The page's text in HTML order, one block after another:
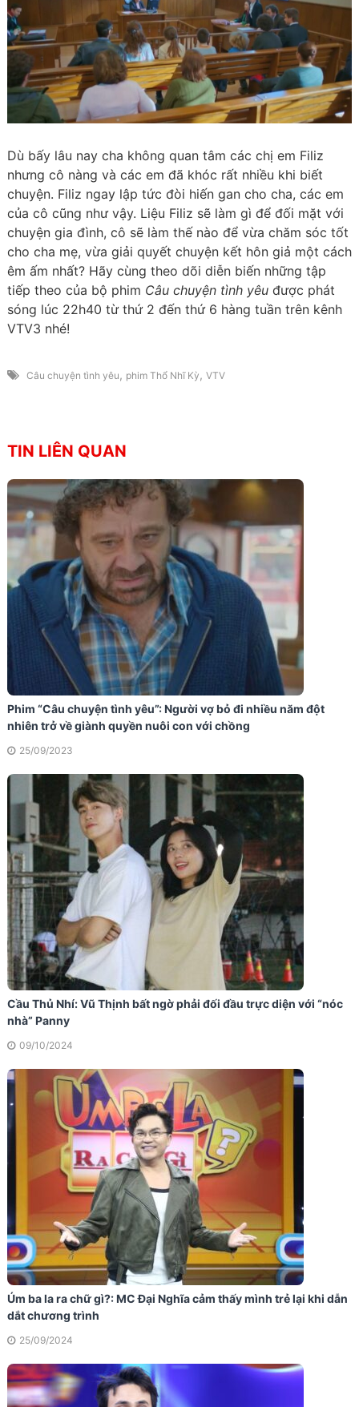
Dù bấy lâu nay cha không quan tâm các chị em Filiz
nhưng cô nàng và các em đã khóc rất nhiều khi biết
chuyện. Filiz ngay lập tức đòi hiến gan cho cha, các em
của cô cũng như vậy. Liệu Filiz sẽ làm gì để đối mặt với
chuyện gia đình, cô sẽ làm thế nào để vừa chăm sóc tốt
cho cha mẹ, vừa giải quyết chuyện kết hôn giả một cách
êm ấm nhất? Hãy cùng theo dõi diễn biến những tập
tiếp theo của bộ phim Câu chuyện tình yêuđược phát
sóng lúc 22h40 từ thứ 2 đến thứ 6 hàng tuần trên kênh
VTV3 nhé!
Câu chuyện tình yêu , phim Thổ Nhĩ Kỳ , VTV
TIN LIÊN QUAN
Phim “Câu chuyện tình yêu”: Người vợ bỏ đi nhiều năm đột
nhiên trở về giành quyền nuôi con với chồng
25/09/2023
Cầu Thủ Nhí: Vũ Thịnh bất ngờ phải đối đầu trực diện với “nóc
nhà” Panny
09/10/2024
Úm ba la ra chữ gì?: MC Đại Nghĩa cảm thấy mình trẻ lại khi dẫn
dắt chương trình
25/09/2024